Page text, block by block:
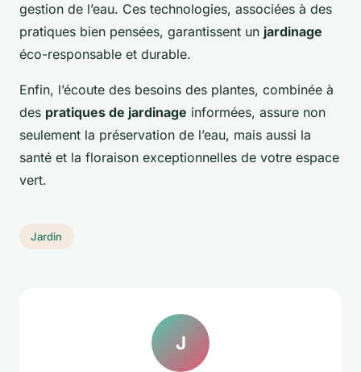
gestion de l’eau. Ces technologies, associées à des
pratiques bien pensées, garantissent un jardinage
éco-responsable et durable.
Enfin, l’écoute des besoins des plantes, combinée à
des pratiques de jardinage informées, assure non
seulement la préservation de l’eau, mais aussi la
santé et la floraison exceptionnelles de votre espace
vert.
Jardin
J